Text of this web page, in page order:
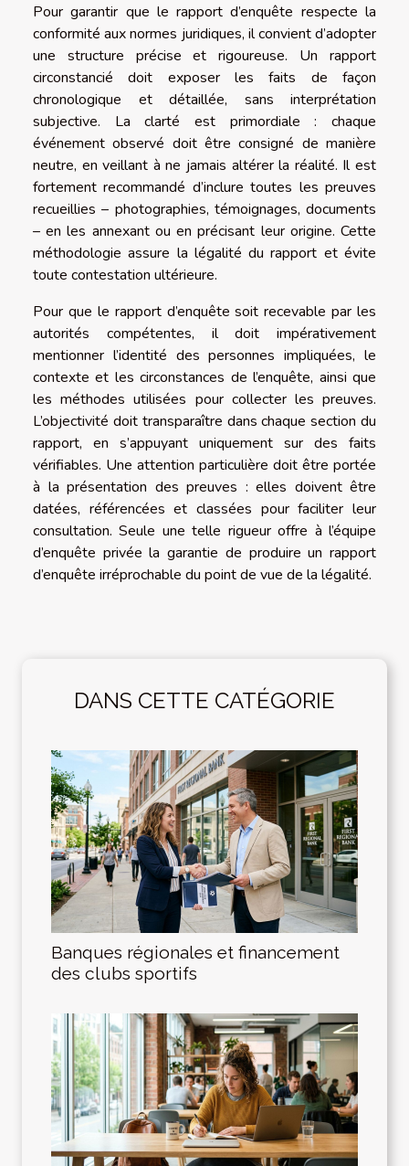
Pour garantir que le rapport d’enquête respecte la
conformité aux normes juridiques, il convient d’adopter
une structure précise et rigoureuse. Un rapport
circonstancié doit exposer les faits de façon
chronologique et détaillée, sans interprétation
subjective. La clarté est primordiale : chaque
événement observé doit être consigné de manière
neutre, en veillant à ne jamais altérer la réalité. Il est
fortement recommandé d’inclure toutes les preuves
recueillies – photographies, témoignages, documents
– en les annexant ou en précisant leur origine. Cette
méthodologie assure la légalité du rapport et évite
toute contestation ultérieure.
Pour que le rapport d’enquête soit recevable par les
autorités compétentes, il doit impérativement
mentionner l’identité des personnes impliquées, le
contexte et les circonstances de l’enquête, ainsi que
les méthodes utilisées pour collecter les preuves.
L’objectivité doit transparaître dans chaque section du
rapport, en s’appuyant uniquement sur des faits
vérifiables. Une attention particulière doit être portée
à la présentation des preuves : elles doivent être
datées, référencées et classées pour faciliter leur
consultation. Seule une telle rigueur offre à l’équipe
d’enquête privée la garantie de produire un rapport
d’enquête irréprochable du point de vue de la légalité.
DANS CETTE CATÉGORIE
Banques régionales et financement
des clubs sportifs